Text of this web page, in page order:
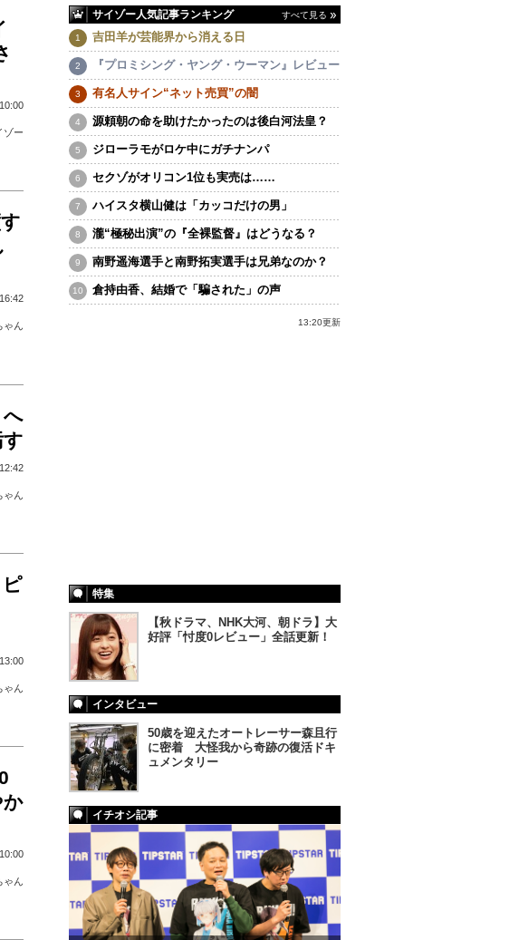
ゾー
ゃん
へ
ゃん
ゃん
ゃん
サイゾー人気記事ランキング すべて見る
吉田羊が芸能界から消える日
『プロミシング・ヤング・ウーマン』レビュー
有名人サイン“ネット売買”の闇
源頼朝の命を助けたかったのは後白河法皇？
ジローラモがロケ中にガチナンパ
セクゾがオリコン1位も実売は……
ハイスタ横山健は「カッコだけの男」
瀧“極秘出演”の『全裸監督』はどうなる？
南野遥海選手と南野拓実選手は兄弟なのか？
倉持由香、結婚で「騙された」の声
13:20更新
特集
【秋ドラマ、NHK大河、朝ドラ】大
好評「忖度0レビュー」全話更新！
インタビュー
50歳を迎えたオートレーサー森且行
に密着 大怪我から奇跡の復活ドキ
ュメンタリー
イチオシ記事